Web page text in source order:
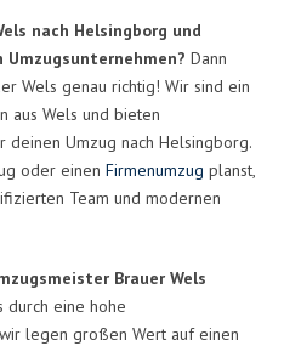
nach Helsingborg und
Dann
Wels genau richtig! Wir sind ein
aus Wels und bieten
Umzug nach Helsingborg.
oder einen Firmenumzug planst,
Team und modernen
Brauer Wels
durch eine hohe
legen großen Wert auf einen